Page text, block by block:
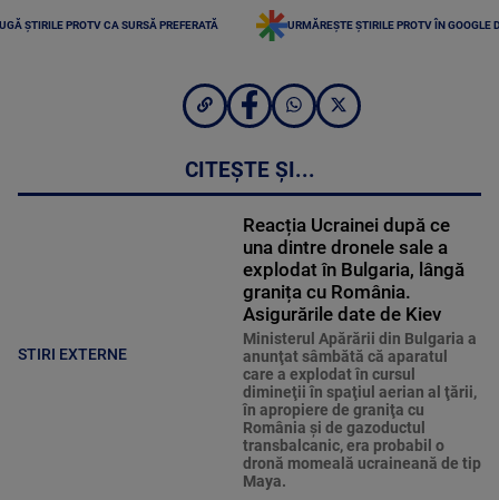
ȘTIRILE PROTV CA SURSĂ PREFERATĂ URMĂREȘTE ȘTIRILE PROTV ÎN GOOGLE
CITEȘTE ȘI...
STIRI EXTERNE
Reacția Ucrainei după ce
una dintre dronele sale a
explodat în Bulgaria, lângă
granița cu România.
Asigurările date de Kiev
Ministerul Apărării din Bulgaria a
anunţat sâmbătă că aparatul
care a explodat în cursul
dimineţii în spaţiul aerian al ţării,
în apropiere de graniţa cu
România şi de gazoductul
transbalcanic, era probabil o
dronă momeală ucraineană de tip
Maya.